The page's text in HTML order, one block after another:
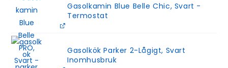
Gasolkamin Blue Belle Chic, Svart -
Termostat
Gasolkök Parker 2-Lågigt, Svart
Inomhusbruk